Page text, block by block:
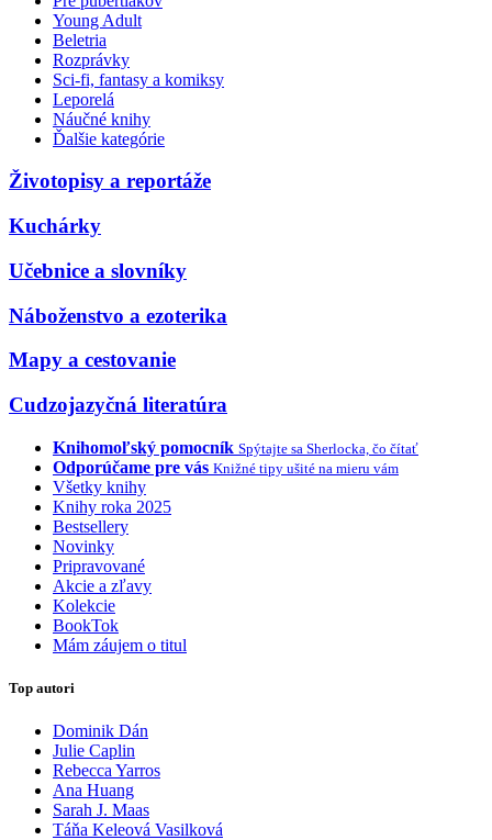
Young Adult
Beletria
Rozprávky
Sci-fi, fantasy a komiksy
Leporelá
Náučné knihy
Ďalšie kategórie
Životopisy a reportáže
Kuchárky
Učebnice a slovníky
Náboženstvo a ezoterika
Mapy a cestovanie
Cudzojazyčná literatúra
Knihomoľský pomocník Spýtajte sa Sherlocka, čo čítať
Odporúčame pre vás Knižné tipy ušité na mieru vám
Všetky knihy
Knihy roka 2025
Bestsellery
Novinky
Pripravované
Akcie a zľavy
Kolekcie
BookTok
Mám záujem o titul
Top autori
Dominik Dán
Julie Caplin
Rebecca Yarros
Ana Huang
Sarah J. Maas
Táňa Keleová Vasilková